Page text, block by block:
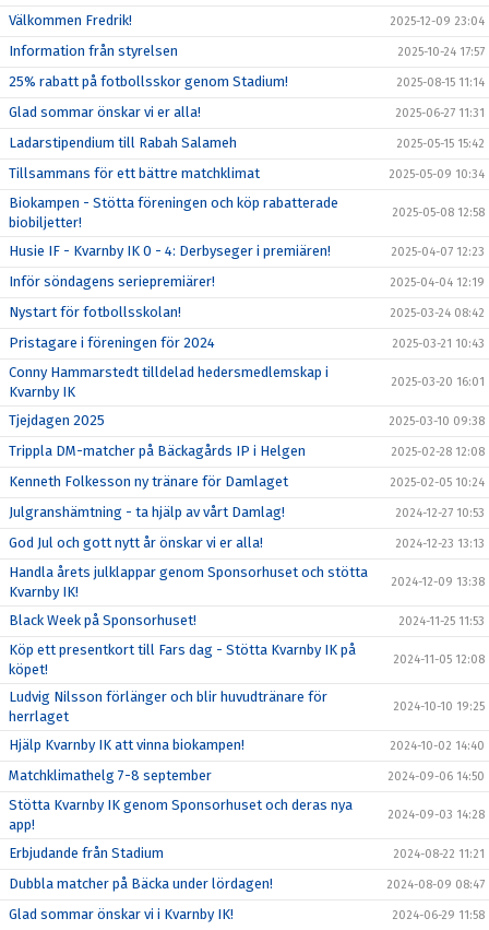
Välkommen Fredrik! 2025-12-09 23:04
Information från styrelsen 2025-10-24 17:57
25% rabatt på fotbollsskor genom Stadium! 2025-08-15 11:14
Glad sommar önskar vi er alla! 2025-06-27 11:31
Ladarstipendium till Rabah Salameh 2025-05-15 15:42
Tillsammans för ett bättre matchklimat 2025-05-09 10:34
Biokampen - Stötta föreningen och köp rabatterade
biobiljetter!
2025-05-08 12:58
Husie IF - Kvarnby IK 0 - 4: Derbyseger i premiären! 2025-04-07 12:23
Inför söndagens seriepremiärer! 2025-04-04 12:19
Nystart för fotbollsskolan! 2025-03-24 08:42
Pristagare i föreningen för 2024 2025-03-21 10:43
Conny Hammarstedt tilldelad hedersmedlemskap i
Kvarnby IK
2025-03-20 16:01
Tjejdagen 2025 2025-03-10 09:38
Trippla DM-matcher på Bäckagårds IP i Helgen 2025-02-28 12:08
Kenneth Folkesson ny tränare för Damlaget 2025-02-05 10:24
Julgranshämtning - ta hjälp av vårt Damlag! 2024-12-27 10:53
God Jul och gott nytt år önskar vi er alla! 2024-12-23 13:13
Handla årets julklappar genom Sponsorhuset och stötta
Kvarnby IK!
2024-12-09 13:38
Black Week på Sponsorhuset! 2024-11-25 11:53
Köp ett presentkort till Fars dag - Stötta Kvarnby IK på
köpet!
2024-11-05 12:08
Ludvig Nilsson förlänger och blir huvudtränare för
herrlaget
2024-10-10 19:25
Hjälp Kvarnby IK att vinna biokampen! 2024-10-02 14:40
Matchklimathelg 7-8 september 2024-09-06 14:50
Stötta Kvarnby IK genom Sponsorhuset och deras nya
app!
2024-09-03 14:28
Erbjudande från Stadium 2024-08-22 11:21
Dubbla matcher på Bäcka under lördagen! 2024-08-09 08:47
Glad sommar önskar vi i Kvarnby IK! 2024-06-29 11:58